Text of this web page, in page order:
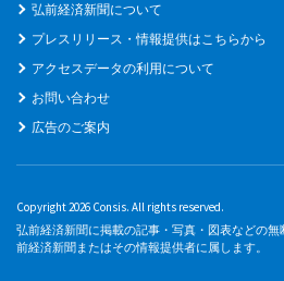
弘前経済新聞について
プレスリリース・情報提供はこちらから
アクセスデータの利用について
お問い合わせ
広告のご案内
Copyright 2026 Consis. All rights reserved.
弘前経済新聞に掲載の記事・写真・図表などの
前経済新聞またはその情報提供者に属します。